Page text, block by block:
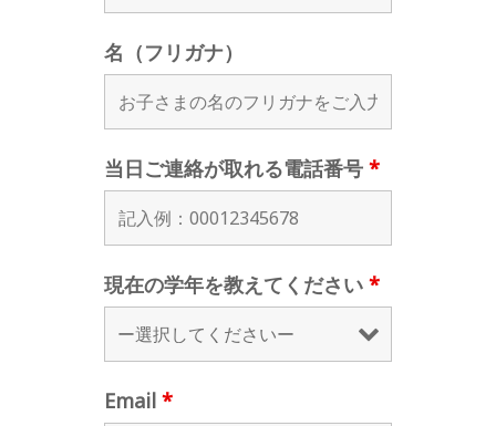
名（フリガナ）
当日ご連絡が取れる電話番号 *
現在の学年を教えてください *
Email *